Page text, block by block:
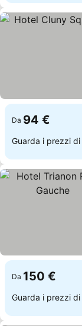
Da 94 €
Guarda i prezzi di
Da 150 €
Guarda i prezzi di